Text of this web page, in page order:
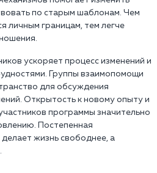
по старым шаблонам. Чем
личным границам, тем легче
ускоряет процесс изменений и
Группы взаимопомощи
для обсуждения
Открытость к новому опыту и
программы значительно
Постепенная
жизнь свободнее, а